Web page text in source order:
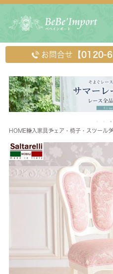
お問合せ 【0120-
HOME輸入家具 チェア・椅子・スツール